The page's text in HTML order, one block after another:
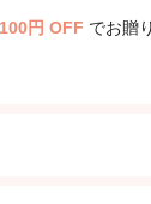
100円 OFF でお贈